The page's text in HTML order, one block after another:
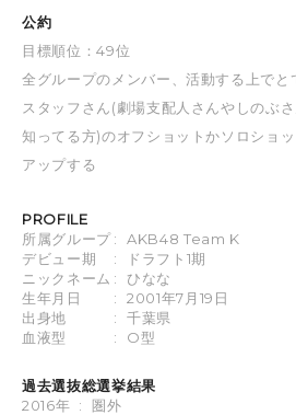
公約
目標順位：49位
全グループのメンバー、活動する上でと
スタッフさん(劇場支配人さんやしのぶ
知ってる方)のオフショットかソロショ
アップする
PROFILE
所属グループ:
AKB48 Team K
デビュー期
:
ドラフト1期
ニックネーム :
ひなな
生年月日
:
2001年7月19日
出身地
:
千葉県
血液型
: O型
過去選抜総選挙結果
2016年 :
圏外